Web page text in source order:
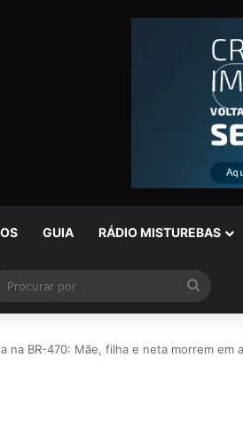
GUIA RÁDIO MISTUREBAS
skin
por
na BR-470: Mãe, filha e neta morrem em